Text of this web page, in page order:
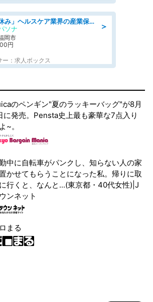
＞
「土日祝休み」ヘルスケア業界の産業保健師/高時給/未経験OK/要資格:保健師、正看護師
ソナ
岡市
円
ー：求人ボックス
のペンギン"夏のラッキーバッグ"が8月
に発売。Pensta史上最も豪華な7点入り
~。
中に自転車がパンクし、知らない人の家
かせてもらうことになった私。帰りに取
行くと、なんと...(東京都・40代女性)|J
ンネット
まる